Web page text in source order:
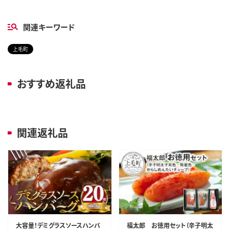
関連キーワード
上毛町
おすすめ返礼品
関連返礼品
大容量！デミグラスソースハンバ
福太郎 お徳用セット（辛子明太